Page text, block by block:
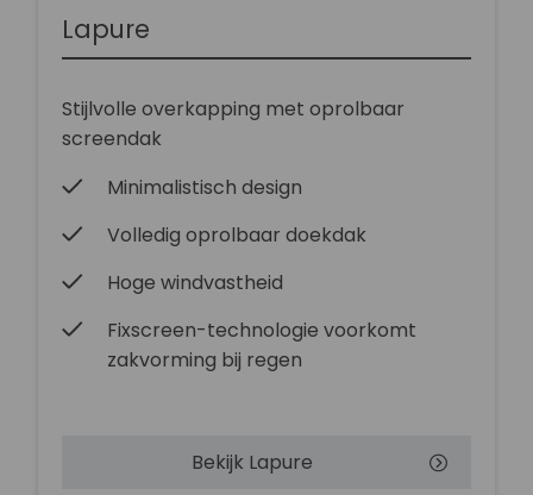
Lapure
Stijlvolle overkapping met oprolbaar
screendak
Minimalistisch design
Volledig oprolbaar doekdak
Hoge windvastheid
Fixscreen-technologie voorkomt
zakvorming bij regen
Bekijk Lapure